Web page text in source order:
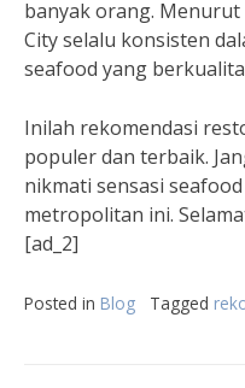
banyak orang.
City selalu konsisten
seafood yang
Inilah rekomendasi
populer dan terbaik.
nikmati sensasi
metropolitan ini.
[ad_2]
Posted in Blog Tagged